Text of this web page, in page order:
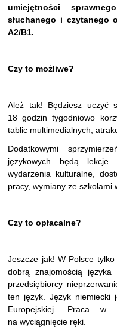
umiejętności
słuchanego i
A2/B1.
Czy to możliwe?
Ależ tak! Będziesz uczyć
18 godzin tygodniowo
tablic multimedialnych,
Dodatkowymi
językowych będą
wydarzenia kulturalne,
pracy, wymiany ze
Czy to opłacalne?
Jeszcze jak! W Polsce
dobrą znajomością
przedsiębiorcy
ten język. Język niemiecki
Europejskiej. Praca w
na wyciągnięcie ręki.